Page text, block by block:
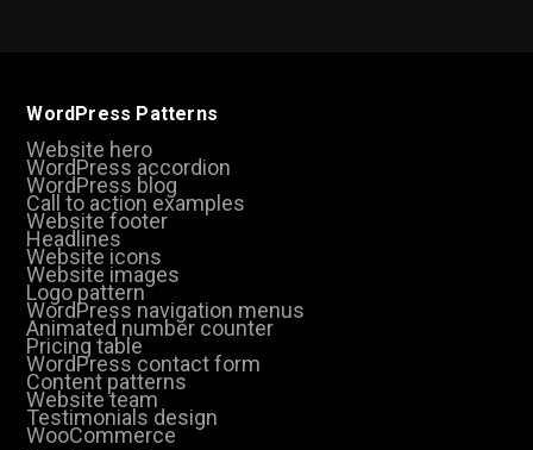
WordPress Patterns
Website hero
WordPress accordion
WordPress blog
Call to action examples
Website footer
Headlines
Website icons
Website images
Logo pattern
WordPress navigation menus
Animated number counter
Pricing table
WordPress contact form
Content patterns
Website team
Testimonials design
WooCommerce